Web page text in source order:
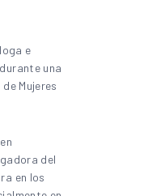
del
en los